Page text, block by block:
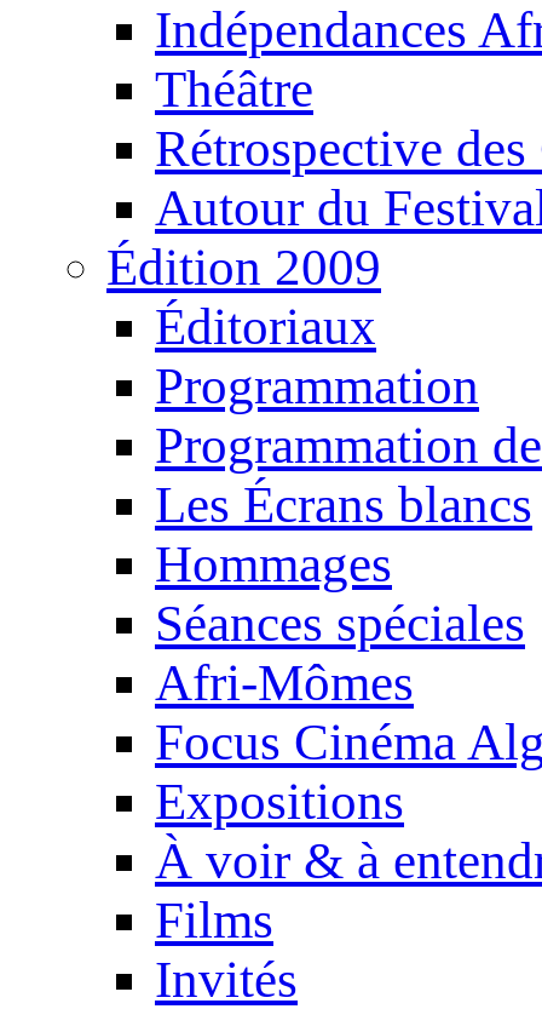
Indépendances
Théâtre
Rétrospective
Autour du
Édition 2009
Éditoriaux
Programmation
Programmation
Les Écrans blancs
Hommages
Séances spéciales
Afri-Mômes
Focus Cinéma
Expositions
À voir & à
Films
Invités